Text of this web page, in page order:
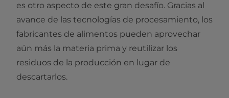
es otro aspecto de este gran desafío. Gracias al
avance de las tecnologías de procesamiento, los
fabricantes de alimentos pueden aprovechar
aún más la materia prima y reutilizar los
residuos de la producción en lugar de
descartarlos.